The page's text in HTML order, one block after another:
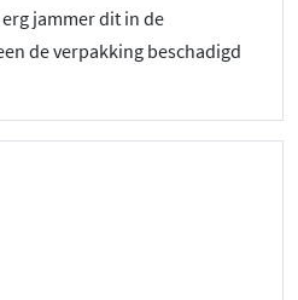
jammer dit in de
de verpakking beschadigd